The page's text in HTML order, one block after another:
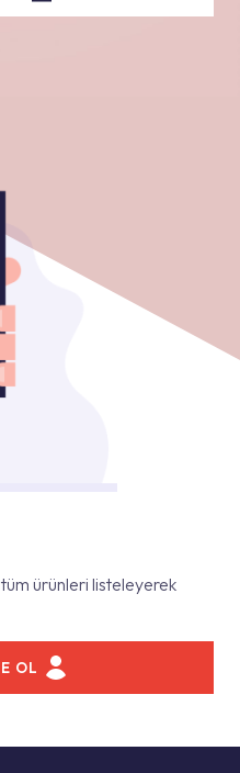
ürünleri listeleyerek
OL